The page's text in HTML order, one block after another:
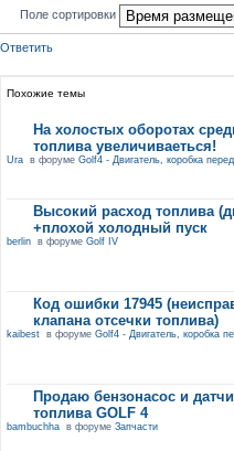
Поле сортировки
Ответить
Похожие темы
На холостых оборотах
топлива увеличиваеться!
Uraв форуме Golf4 - Двигатель, коробка
Высокий расход топлива
+плохой холодный пуск
berlinв форуме Golf IV
Код ошибки 17945
клапана отсечки топлива)
kaibestв форуме Golf4 - Двигатель, коробка
Продаю бензонасос и
топлива GOLF 4
bambuchhaв форуме Запчасти